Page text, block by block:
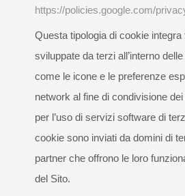
https://policies.google.com/
Questa tipologia di cookie integra
sviluppate da terzi all’interno
come le icone e le preferenze
network al fine di condivisione
per l’uso di servizi software di
cookie sono inviati da domini di
partner che offrono le loro
del Sito.